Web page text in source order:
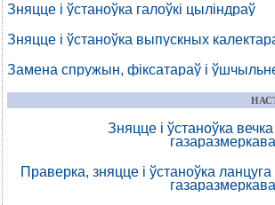
Зняцце і ўстаноўка галоўкі цыліндраў
Зняцце і ўстаноўка выпускных
Замена спружын, фіксатараў і
Зняцце і ўстаноўка
Праверка, зняцце і ўстаноўка ланцуга